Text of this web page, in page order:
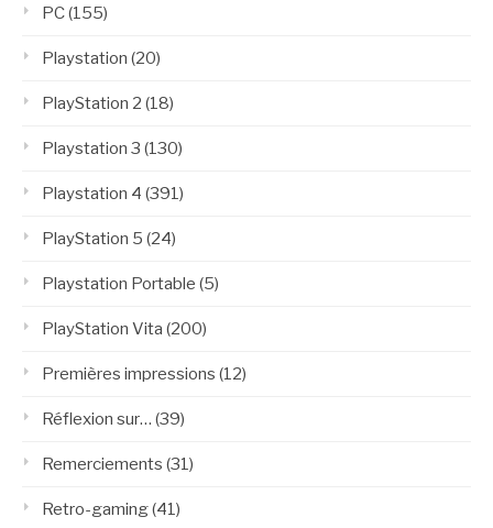
PC(155)
Playstation (20)
PlayStation 2 (18)
Playstation 3 (130)
Playstation 4 (391)
PlayStation 5 (24)
Playstation Portable (5)
PlayStation Vita (200)
Premières impressions (12)
Réflexion sur… (39)
Remerciements (31)
Retro-gaming(41)